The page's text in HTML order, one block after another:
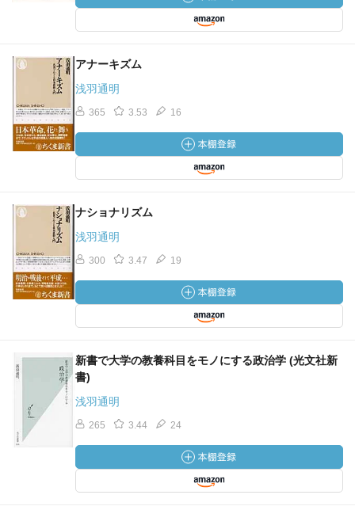
アナーキズム
浅羽通明
365 3.53 16
ナショナリズム
浅羽通明
300 3.47 19
新書で大学の教養科目をモノにする政治学 (光文社新
書)
浅羽通明
265 3.44 24